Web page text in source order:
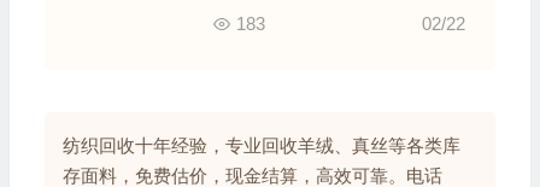
02/22
183
纺织回收十年经验，专业回收羊绒、真丝等各类库
存面料，免费估价，现金结算，高效可靠。电话